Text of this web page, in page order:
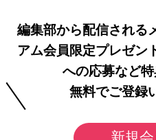
編集部から配信される
アム会員限定プレゼン
への応募など特
無料でご登録